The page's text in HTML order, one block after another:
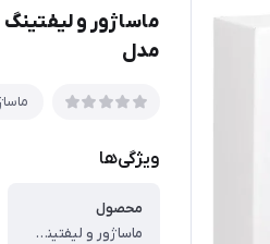
مدل
ویژگی‌ها
محصول
ماساژور و لیفتینگ صورت